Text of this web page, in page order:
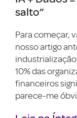
salto”
Para começar,
nosso artigo
10% das
financeiros
parece-me